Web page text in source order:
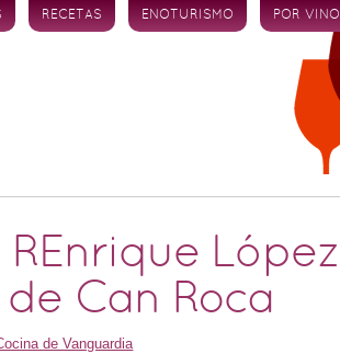
RECETAS ENOTURISMO POR
Can Roca
de Vanguardia